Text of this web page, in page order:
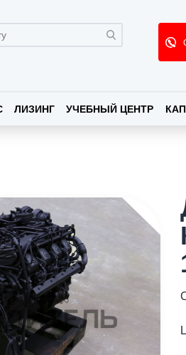
ЛИЗИНГ УЧЕБНЫЙ ЦЕНТР